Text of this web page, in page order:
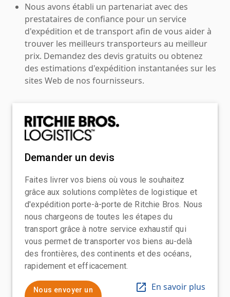
Nous avons établi un partenariat avec des
prestataires de confiance pour un service
d'expédition et de transport afin de vous aider à
trouver les meilleurs transporteurs au meilleur
prix. Demandez des devis gratuits ou obtenez
des estimations d'expédition instantanées sur les
sites Web de nos fournisseurs.
Demander un devis
Faites livrer vos biens où vous le souhaitez
grâce aux solutions complètes de logistique et
d'expédition porte-à-porte de Ritchie Bros. Nous
nous chargeons de toutes les étapes du
transport grâce à notre service exhaustif qui
vous permet de transporter vos biens au-delà
des frontières, des continents et des océans,
rapidement et efficacement.
Nous envoyer un
En savoir plus